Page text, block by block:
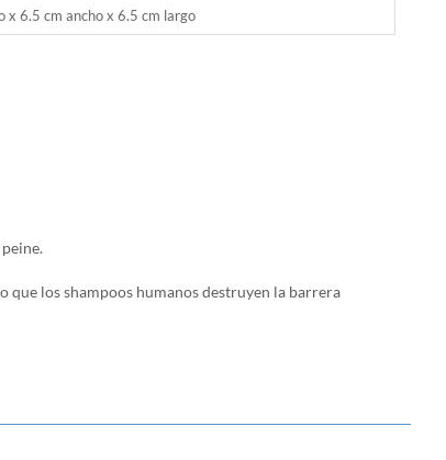
x 6.5 cm ancho x 6.5 cm largo
que los shampoos humanos destruyen la barrera